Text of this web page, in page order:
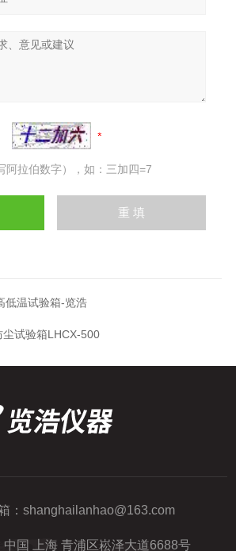
阿拉伯数字），如：三加四=7
低温试验箱-览浩
尘试验箱LHCX-500
： shanghailanhao@163.com
中国 上海 青浦区崧泽大道6688号